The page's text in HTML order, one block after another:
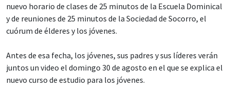
nuevo horario de clases de 25 minutos de la Escuela Dominical
y de reuniones de 25 minutos de la Sociedad de Socorro, el
cuórum de élderes y los jóvenes.
Antes de esa fecha, los jóvenes, sus padres y sus líderes verán
juntos un video el domingo 30 de agosto en el que se explica el
nuevo curso de estudio para los jóvenes.